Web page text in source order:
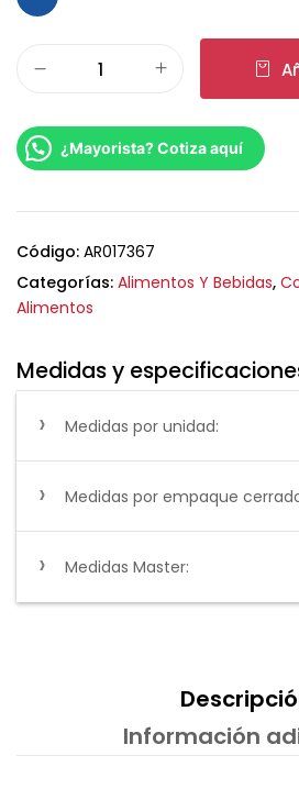
¿Mayorista? Cotiza aquí
Código: AR017367
Categorías: Alimentos Y Bebidas,
Alimentos
Medidas y
Medidas por unidad:
Medidas por empaque
Medidas Master:
Información